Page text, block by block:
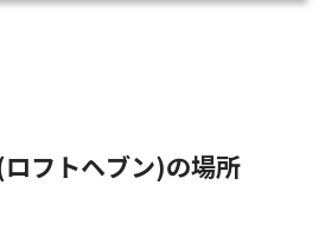
フトヘブン)の場所